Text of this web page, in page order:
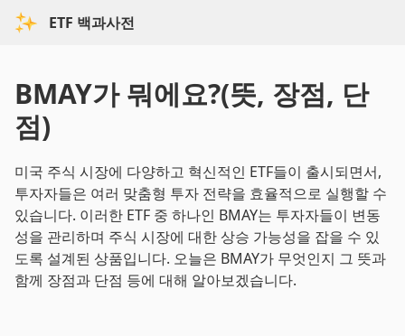
ETF 백과사전
BMAY가 뭐에요?(뜻, 장점, 단
점)
미국 주식 시장에 다양하고 혁신적인 ETF들이 출시되면서,
투자자들은 여러 맞춤형 투자 전략을 효율적으로 실행할 수
있습니다. 이러한 ETF 중 하나인 BMAY는 투자자들이 변동
성을 관리하며 주식 시장에 대한 상승 가능성을 잡을 수 있
도록 설계된 상품입니다. 오늘은 BMAY가 무엇인지 그 뜻과
함께 장점과 단점 등에 대해 알아보겠습니다.